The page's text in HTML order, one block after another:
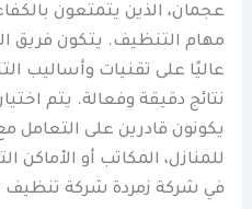
عجمان، الذين يتمتعون
مهام التنظيف. يتكون فريق
عاليًا على تقنيات وأساليب
نتائج دقيقة وفعالة. يتم
يكونون قادرين على التعامل
للمنازل، المكاتب أو الأماكن
في شركة زمردة شركة